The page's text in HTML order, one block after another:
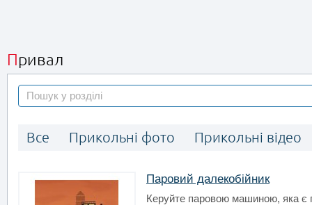
Привал
Все Прикольні фото Прикольні відео
Паровий далекобійник
Керуйте паровою машиною, яка є